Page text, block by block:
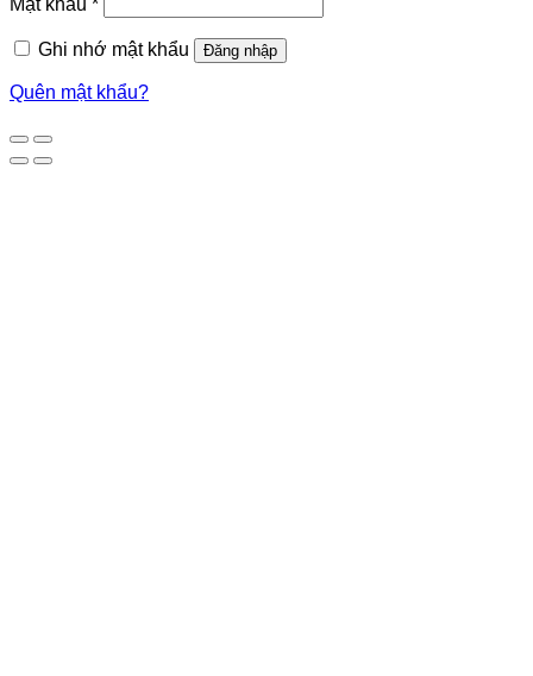
Ghi nhớ mật khẩu Đăng nhập
Quên mật khẩu?